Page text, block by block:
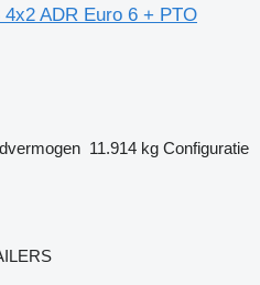
ADR Euro 6 + PTO
11.914 kg Configuratie